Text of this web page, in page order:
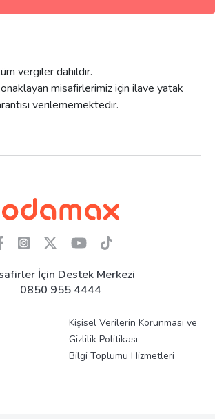
vergiler dahildir.
misafirlerimiz için ilave yatak
verilememektedir.
İçin Destek Merkezi
0850 955 4444
Kişisel Verilerin Korunması ve
Gizlilik Politikası
Bilgi Toplumu Hizmetleri